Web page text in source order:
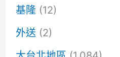
基隆(12)
外送(2)